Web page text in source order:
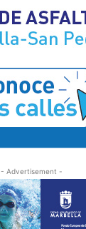
- Advertisement -